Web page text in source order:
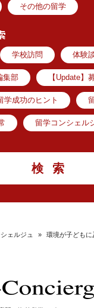
その他の留学
学校訪問 体験
集部 【Update】
学成功のヒント
留学コンシェル
ェルジュ » 環境が子どもに